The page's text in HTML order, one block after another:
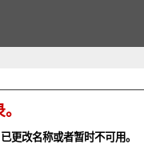
更改名称或者暂时不可用。